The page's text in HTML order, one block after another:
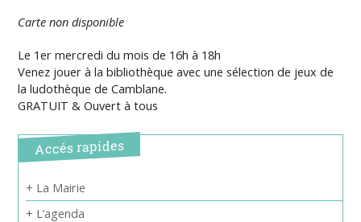
Carte non disponible
Le 1er mercredi du mois de 16h à 18h
Venez jouer à la bibliothèque avec une sélection de jeux de
la ludothèque de Camblane.
GRATUIT & Ouvert à tous
Accés rapides
+ La Mairie
+ L’agenda